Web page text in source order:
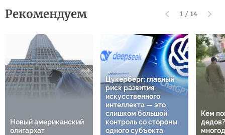
Рекомендуем 1 / 14
Новый американский
олигархат
Цукерберг: главный
риск развития
искусственного
интеллекта — это
слишком большой
контроль со стороны
одного субъекта
Кем